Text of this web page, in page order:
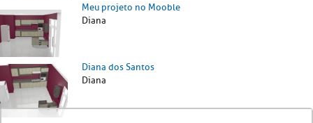
Meu projeto no Mooble
Diana
Diana dos Santos
Diana